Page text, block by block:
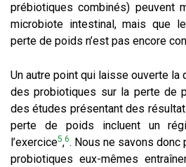
prébiotiques combinés) peuvent
microbiote intestinal, mais que
perte de poids n’est pas encore
Un autre point qui laisse ouverte la
des probiotiques sur la perte de
des études présentant des
perte de poids incluent un
l’exercice5,6. Nous ne savons
probiotiques eux-mêmes